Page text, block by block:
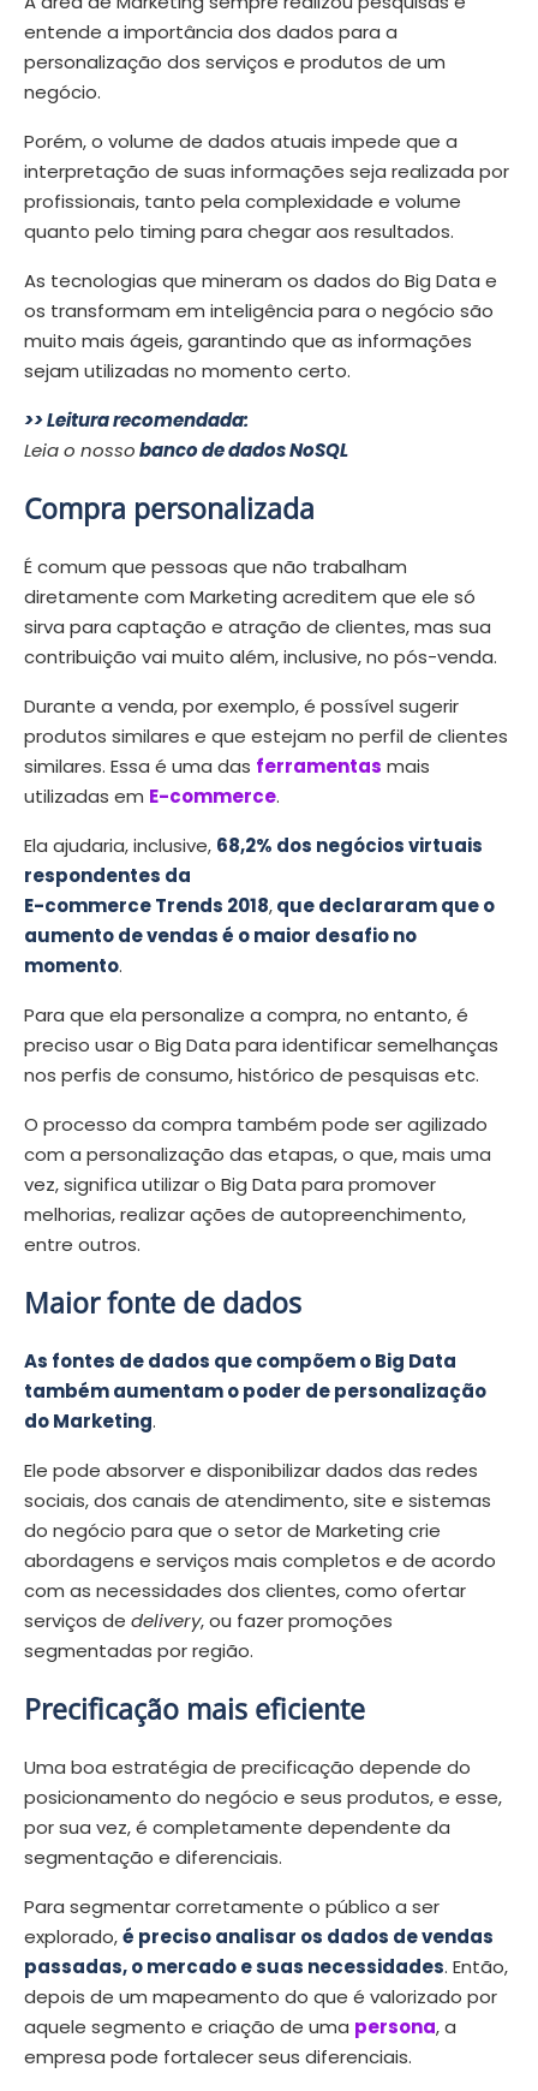
entende a importância dos dados para a
personalização dos serviços e produtos de um
negócio.
Porém, o volume de dados atuais impede que a
interpretação de suas informações seja realizada por
profissionais, tanto pela complexidade e volume
quanto pelo timing para chegar aos resultados.
As tecnologias que mineram os dados do Big Data e
os transformam em inteligência para o negócio são
muito mais ágeis, garantindo que as informações
sejam utilizadas no momento certo.
>> Leitura recomendada:
Leia o nossobanco de dados NoSQL
Compra personalizada
É comum que pessoas que não trabalham
diretamente com Marketing acreditem que ele só
sirva para captação e atração de clientes, mas sua
contribuição vai muito além, inclusive, no pós-venda.
Durante a venda, por exemplo, é possível sugerir
produtos similares e que estejam no perfil de clientes
similares. Essa é uma das ferramentas mais
utilizadas em E-commerce.
Ela ajudaria, inclusive, 68,2% dos negócios virtuais
respondentes da
E-commerce Trends 2018,que declararam que o
aumento de vendas é o maior desafio no
momento.
Para que ela personalize a compra, no entanto, é
preciso usar o Big Data para identificar semelhanças
nos perfis de consumo, histórico de pesquisas etc.
O processo da compra também pode ser agilizado
com a personalização das etapas, o que, mais uma
vez, significa utilizar o Big Data para promover
melhorias, realizar ações de autopreenchimento,
entre outros.
Maior fonte de dados
As fontes de dados que compõem o Big Data
também aumentam o poder de personalização
do Marketing.
Ele pode absorver e disponibilizar dados das redes
sociais, dos canais de atendimento, site e sistemas
do negócio para que o setor de Marketing crie
abordagens e serviços mais completos e de acordo
com as necessidades dos clientes, como ofertar
serviços de delivery, ou fazer promoções
segmentadas por região.
Precificação mais eficiente
Uma boa estratégia de precificação depende do
posicionamento do negócio e seus produtos, e esse,
por sua vez, é completamente dependente da
segmentação e diferenciais.
Para segmentar corretamente o público a ser
explorado,é preciso analisar os dados de vendas
passadas, o mercado e suas necessidades. Então,
depois de um mapeamento do que é valorizado por
aquele segmento e criação de uma persona, a
empresa pode fortalecer seus diferenciais.